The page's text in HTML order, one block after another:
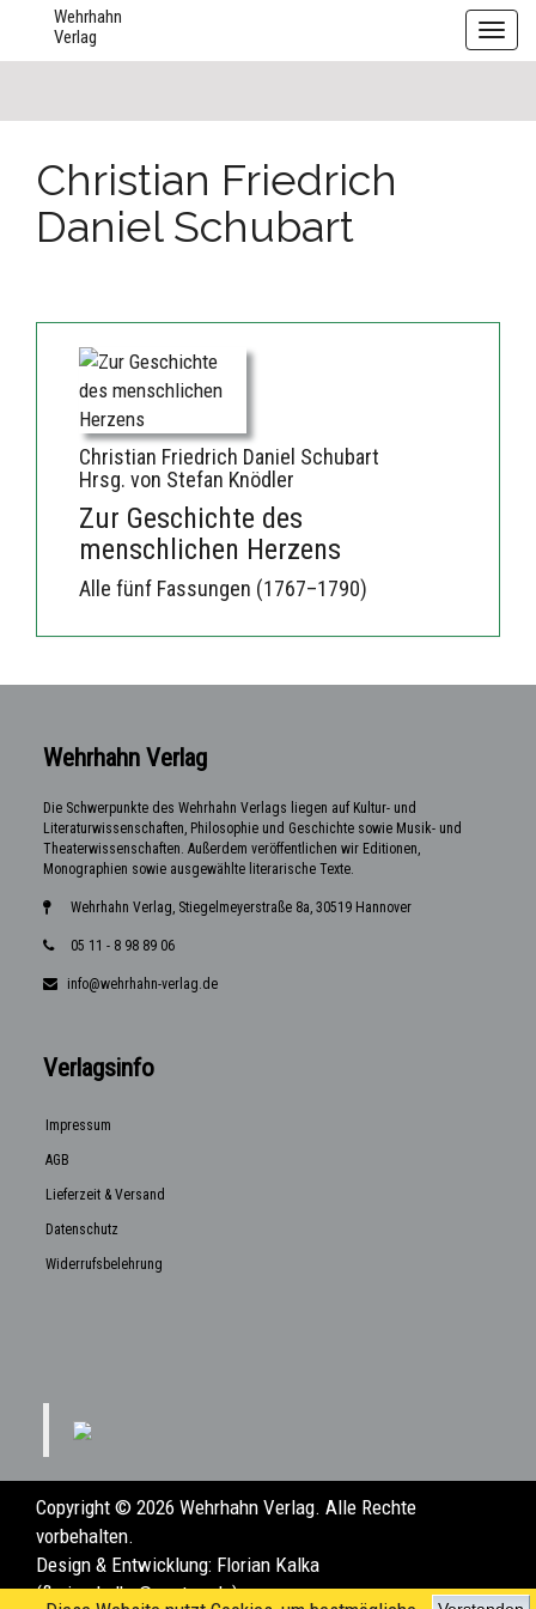
Wehrhahn
Verlag
Christian Friedrich
Daniel Schubart
Christian Friedrich Daniel Schubart
Hrsg. von Stefan Knödler
Zur Geschichte des
menschlichen Herzens
Alle fünf Fassungen (1767–1790)
Wehrhahn Verlag
Die Schwerpunkte des Wehrhahn Verlags liegen auf Kultur- und
Literaturwissenschaften, Philosophie und Geschichte sowie Musik- und
Theaterwissenschaften. Außerdem veröffentlichen wir Editionen,
Monographien sowie ausgewählte literarische Texte.
Wehrhahn Verlag, Stiegelmeyerstraße 8a, 30519 Hannover
05 11 - 8 98 89 06
info@wehrhahn-verlag.de
Verlagsinfo
Impressum
AGB
Lieferzeit & Versand
Datenschutz
Widerrufsbelehrung
Copyright © 2026 Wehrhahn Verlag. Alle Rechte
vorbehalten.
Design & Entwicklung: Florian Kalka
(florian.kalka@posteo.de)